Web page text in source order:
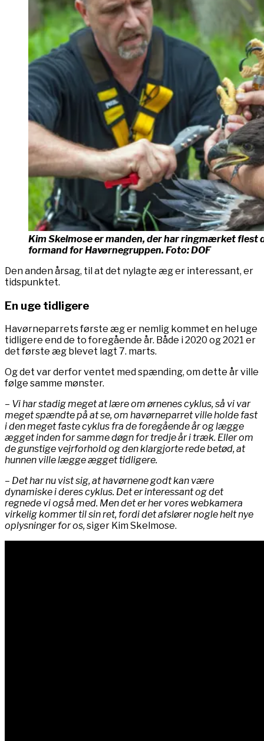
Kim Skelmose er manden, der har ringmærket flest
formand for Havørnegruppen. Foto: DOF
Den anden årsag, til at det nylagte æg er interessant, er
tidspunktet.
En uge tidligere
Havørneparrets første æg er nemlig kommet en hel uge
tidligere end de to foregående år. Både i 2020 og 2021 er
det første æg blevet lagt 7. marts.
Og det var derfor ventet med spænding, om dette år ville
følge samme mønster.
– Vi har stadig meget at lære om ørnenes cyklus, så vi var
meget spændte på at se, om havørneparret ville holde fast
i den meget faste cyklus fra de foregående år og lægge
ægget inden for samme døgn for tredje år i træk. Eller om
de gunstige vejrforhold og den klargjorte rede betød, at
hunnen ville lægge ægget tidligere.
– Det har nu vist sig, at havørnene godt kan være
dynamiske i deres cyklus. Det er interessant og det
regnede vi også med. Men det er her vores webkamera
virkelig kommer til sin ret, fordi det afslører nogle helt nye
oplysninger for os,siger Kim Skelmose.